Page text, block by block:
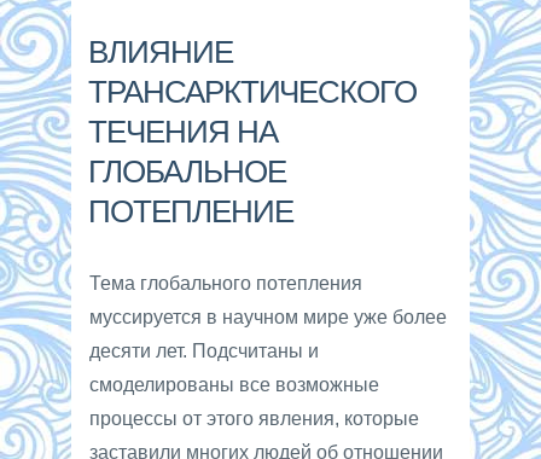
ВЛИЯНИЕ
ТРАНСАРКТИЧЕСКОГО
ТЕЧЕНИЯ НА
ГЛОБАЛЬНОЕ
ПОТЕПЛЕНИЕ
Тема глобального потепления
муссируется в научном мире уже более
десяти лет. Подсчитаны и
смоделированы все возможные
процессы от этого явления, которые
заставили многих людей об отношении